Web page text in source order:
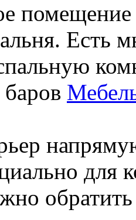
помещение
Есть
для